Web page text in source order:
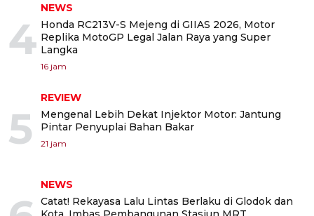
4
NEWS
Honda RC213V-S Mejeng di GIIAS 2026, Motor
Replika MotoGP Legal Jalan Raya yang Super
Langka
16 jam
5
REVIEW
Mengenal Lebih Dekat Injektor Motor: Jantung
Pintar Penyuplai Bahan Bakar
21 jam
NEWS
Catat! Rekayasa Lalu Lintas Berlaku di Glodok dan